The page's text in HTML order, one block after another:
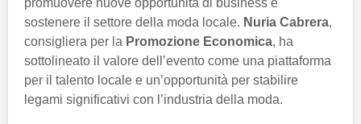
promuovere nuove opportunità di business e
sostenere il settore della moda locale. Nuria Cabrera,
consigliera per la Promozione Economica, ha
sottolineato il valore dell’evento come una piattaforma
per il talento locale e un’opportunità per stabilire
legami significativi con l’industria della moda.